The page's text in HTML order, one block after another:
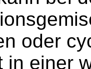
oder
in einer